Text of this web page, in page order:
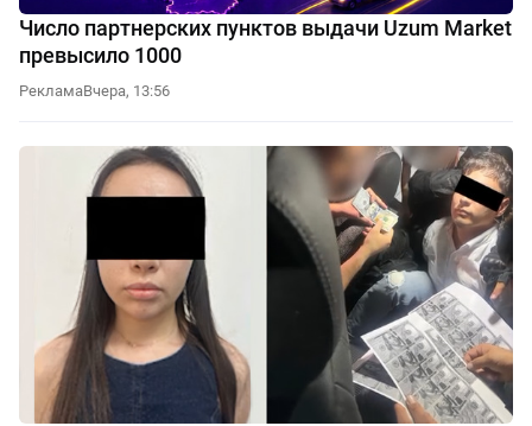
Число партнерских пунктов выдачи Uzum Market
превысило 1000
РекламаВчера, 13:56